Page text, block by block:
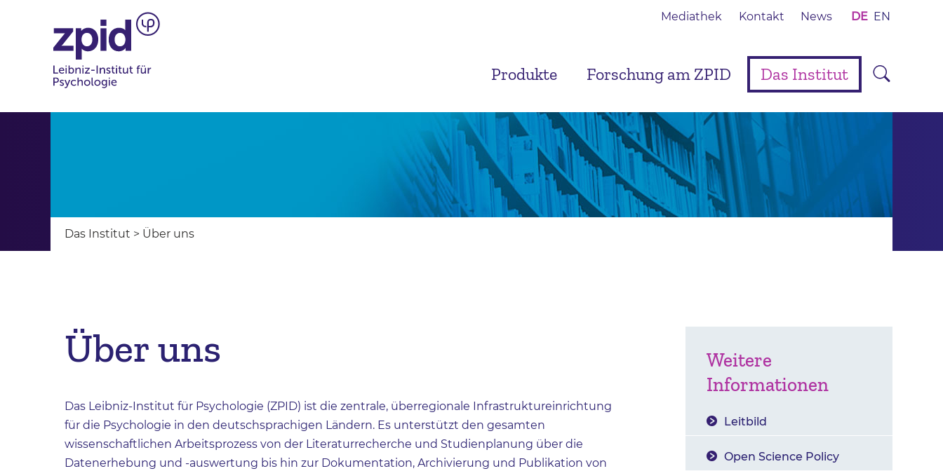
Mediathek Kontakt News DE EN
Produkte Forschung am ZPID Das Institut
Das Institut > Über uns
Über uns
Das Leibniz-Institut für Psychologie (ZPID) ist die zentrale, überregionale Infrastruktureinrichtung
für die Psychologie in den deutschsprachigen Ländern. Es unterstützt den gesamten
wissenschaftlichen Arbeitsprozess von der Literaturrecherche und Studienplanung über die
Datenerhebung und -auswertung bis hin zur Dokumentation, Archivierung und Publikation von
Weitere
Informationen
Leitbild
Open Science Policy